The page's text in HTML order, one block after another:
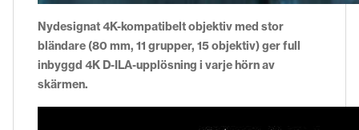
Nydesignat 4K-kompatibelt objektiv med stor
bländare (80 mm, 11 grupper, 15 objektiv) ger full
inbyggd 4K D-ILA-upplösning i varje hörn av
skärmen.